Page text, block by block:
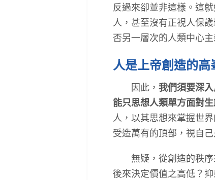
反過來卻並非這樣。這
人，甚至沒有正視人保
否另一層次的人類中心主
人是上帝創造的高
因此， 我們須要深
能只思想人類單方面對
人，以其思想來掌握世
受造萬有的頂部，視自
無疑，從創造的秩序
後來決定價值之高低？